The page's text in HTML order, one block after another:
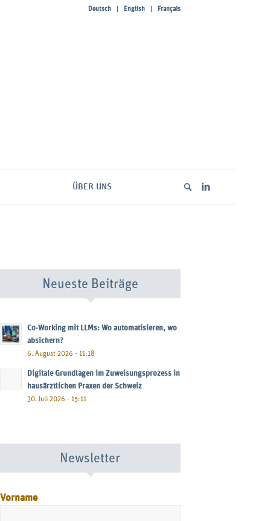
Deutsch English Français
ÜBER UNS
Neueste Beiträge
Co-Working mit LLMs: Wo automatisieren, wo
absichern?
6. August 2026 - 11:18
Digitale Grundlagen im Zuweisungsprozess in
hausärztlichen Praxen der Schweiz
30. Juli 2026 - 15:11
Newsletter
Vorname